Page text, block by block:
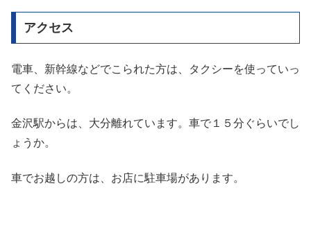
アクセス
電車、新幹線などでこられた方は、タクシーを使っていっ
てください。
金沢駅からは、大分離れています。車で１５分ぐらいでし
ょうか。
車でお越しの方は、お店に駐車場があります。